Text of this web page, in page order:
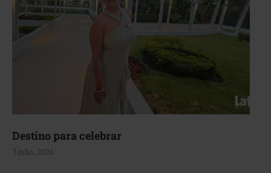
Destino para celebrar
3 julio, 2026